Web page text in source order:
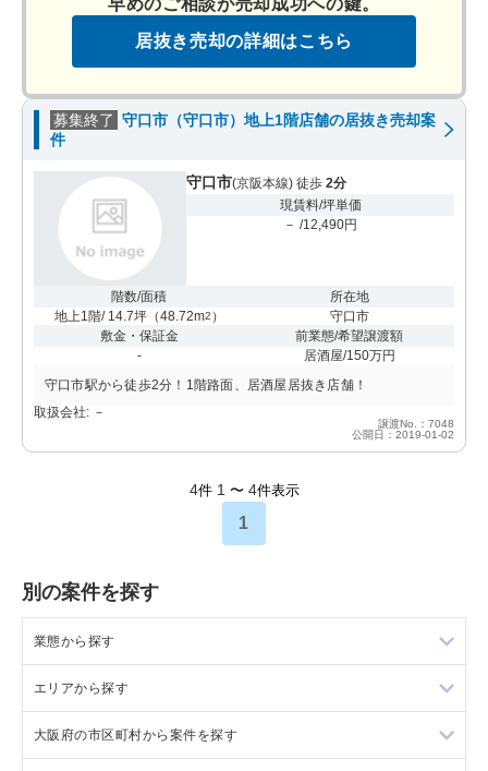
居抜き売却の詳細はこちら
募集終了 守口市（守口市）地上1階店舗の居抜き売却案
件
守口市(京阪本線) 徒歩 2分
現賃料/坪単価
－ /12,490円
階数/面積
地上1階/ 14.7坪（48.72m2 ）
所在地
守口市
敷金・保証金
-
前業態/希望譲渡額
居酒屋/150万円
守口市駅から徒歩2分！1階路面、居酒屋居抜き店舗！
取扱会社: －
譲渡No.：7048
公開日：2019-01-02
4件 1 〜 4件表示
1
別の案件を探す
業態から探す
ラーメンの居抜き売却物件の案件一覧
フランス料理の居抜き売却物件の案件一覧
エリアから探す
東京23区の飲食店の居抜き売却物件の案件一覧
大阪府の市区町村から案件を探す